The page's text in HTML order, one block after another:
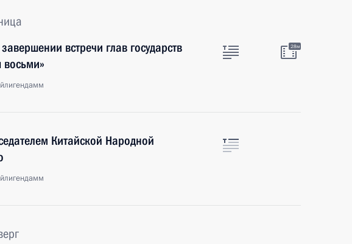
встречи глав государств
восьми»
28м
Китайской Народной